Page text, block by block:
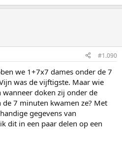
#1.090
we 1+7x7 dames onder de 7
was de vijftigste. Maar wie
doken zij onder de
7 minuten kwamen ze? Met
gegevens van
dit in een paar delen op een